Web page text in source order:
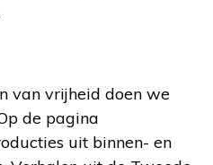
van vrijheid doen we
de pagina
uit binnen- en